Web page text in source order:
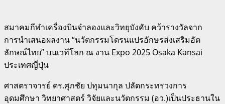
สมาคมกีฬาเครื่องบินจำลองและวิทยุบังคับ คว้ารางวัลจาก
การนำเสนอผลงาน “นวัตกรรมโดรนแปรอักษรส่งเสริมอัต
ลักษณ์ไทย” บนเวทีโลก ณ งาน Expo 2025 Osaka Kansai
ประเทศญี่ปุ่น
ศาสตราจารย์ ดร.ศุภชัย ปทุมนากุล ปลัดกระทรวงการ
อุดมศึกษา วิทยาศาสตร์ วิจัยและนวัตกรรม (อว.)เป็นประธานใน